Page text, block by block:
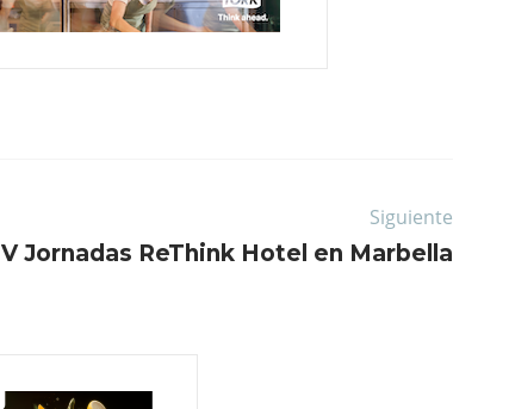
Siguiente
V Jornadas ReThink Hotel en Marbella